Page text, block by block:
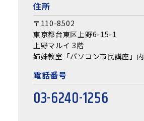
住所
〒110-8502
東京都台東区上野6-15-1
上野マルイ 3階
姉妹教室「パソコン市民講座」内
電話番号
03-6240-1256